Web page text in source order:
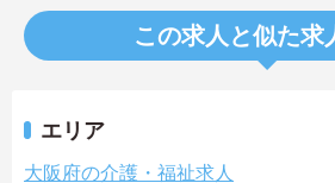
この求人と似た求
エリア
大阪府の介護・福祉求人